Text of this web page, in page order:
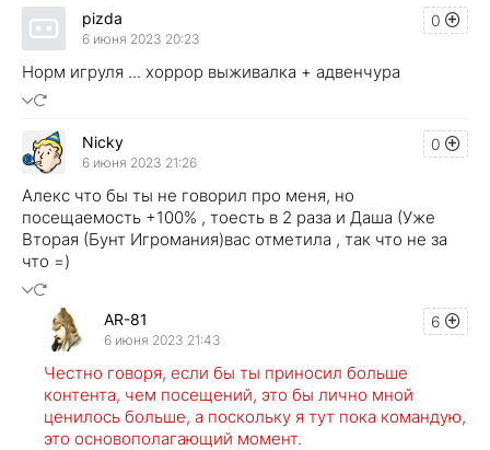
0
pizda
6 июня 2023 20:23
Норм игруля ... хоррор выживалка + адвенчура
0
Nicky
6 июня 2023 21:26
Алекс что бы ты не говорил про меня, но
посещаемость +100% , тоесть в 2 раза и Даша (Уже
Вторая (Бунт Игромания)вас отметила , так что не за
что =)
6
AR-81
6 июня 2023 21:43
Честно говоря, если бы ты приносил больше
контента, чем посещений, это бы лично мной
ценилось больше, а поскольку я тут пока командую,
это основополагающий момент.